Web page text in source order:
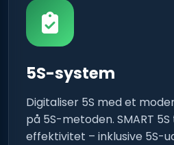
5S-system
Digitaliser 5S med et
på 5S-metoden. SMART
effektivitet – inklusive 5S-